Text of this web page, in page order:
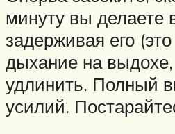
минуту вы делаете
задерживая его
дыхание на выдохе,
удлинить. Полный
усилий.